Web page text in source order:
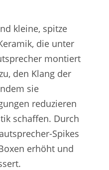
kleine, spitze
die unter
montiert
den Klang der
sie
reduzieren
schaffen. Durch
Spikes
erhöht und